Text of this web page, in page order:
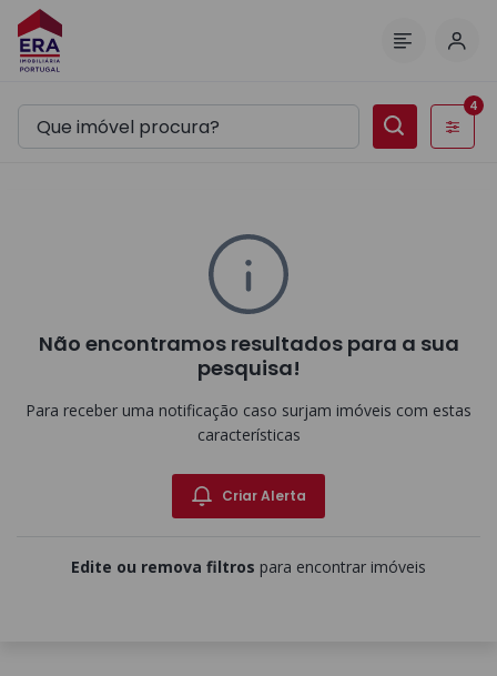
Filtros
4
Não encontramos resultados para a sua
pesquisa!
Para receber uma notificação caso surjam imóveis com estas
características
Criar Alerta
Edite ou remova filtros para encontrar imóveis